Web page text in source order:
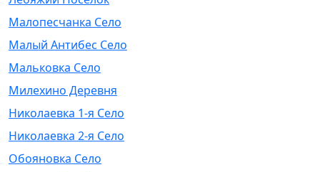
Малопесчанка Село
Малый Антибес Село
Мальковка Село
Милехино Деревня
Николаевка 1-я Село
Николаевка 2-я Село
Обояновка Село